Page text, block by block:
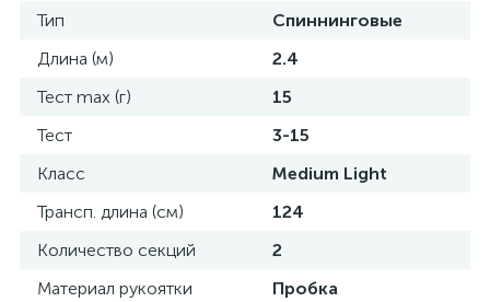
Тип
Спиннинговые
Длина (м)
2.4
Тест max (г)
15
Тест
3-15
Класс
Medium Light
Трансп. длина (см)
124
Количество секций
2
Материал рукоятки
Пробка